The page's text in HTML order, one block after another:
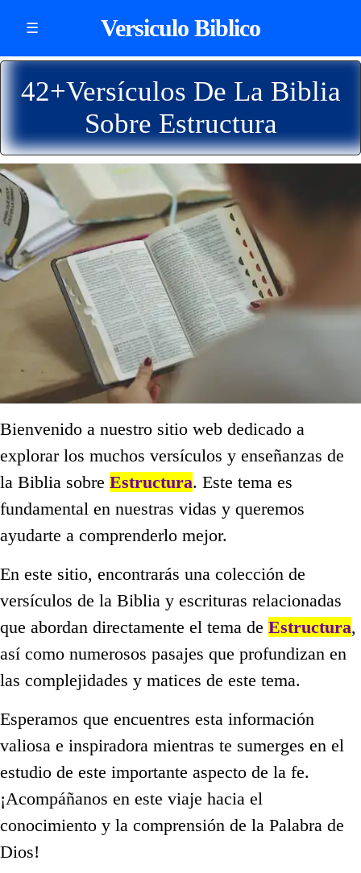
☰ Versiculo Biblico
42+Versículos De La Biblia
Sobre Estructura
Bienvenido a nuestro sitio web dedicado a
explorar los muchos versículos y enseñanzas de
la Biblia sobre Estructura. Este tema es
fundamental en nuestras vidas y queremos
ayudarte a comprenderlo mejor.
En este sitio, encontrarás una colección de
versículos de la Biblia y escrituras relacionadas
que abordan directamente el tema de Estructura,
así como numerosos pasajes que profundizan en
las complejidades y matices de este tema.
Esperamos que encuentres esta información
valiosa e inspiradora mientras te sumerges en el
estudio de este importante aspecto de la fe.
¡Acompáñanos en este viaje hacia el
conocimiento y la comprensión de la Palabra de
Dios!